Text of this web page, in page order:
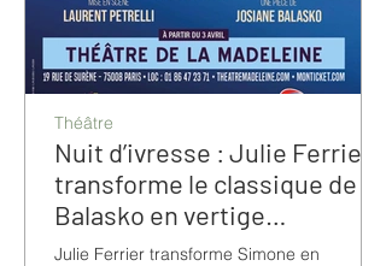
Nuit d’ivresse : Julie Ferrier
transforme le classique de
Balasko en vertige
bouleversant
Julie Ferrier transforme Simone en
Théâtre